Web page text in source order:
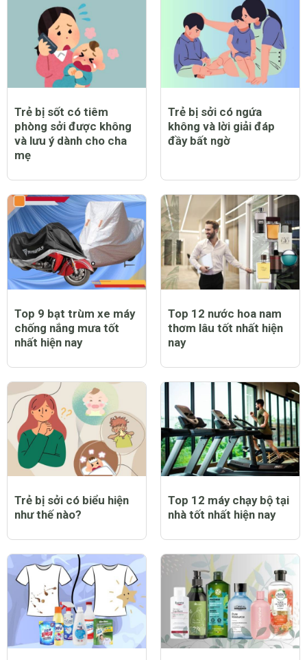
Trẻ bị sốt có tiêm
phòng sởi được không
và lưu ý dành cho cha
mẹ
Trẻ bị sởi có ngứa
không và lời giải đáp
đầy bất ngờ
Top 9 bạt trùm xe máy
chống nắng mưa tốt
nhất hiện nay
Top 12 nước hoa nam
thơm lâu tốt nhất hiện
nay
Trẻ bị sởi có biểu hiện
như thế nào?
Top 12 máy chạy bộ tại
nhà tốt nhất hiện nay